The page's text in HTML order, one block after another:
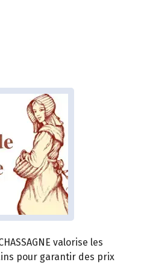
valorise les
pour garantir des prix